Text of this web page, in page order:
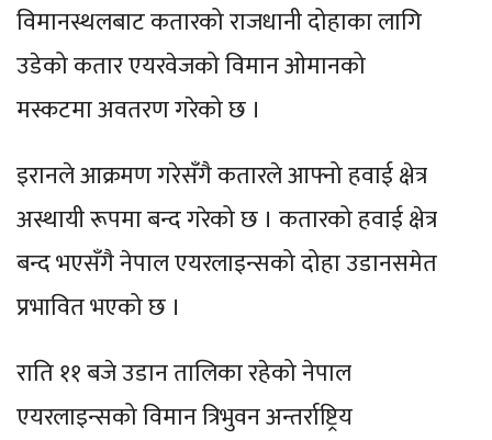
विमानस्थलबाट कतारको राजधानी दोहाका लागि
उडेको कतार एयरवेजको विमान ओमानको
मस्कटमा अवतरण गरेको छ ।
इरानले आक्रमण गरेसँगै कतारले आफ्नो हवाई क्षेत्र
अस्थायी रूपमा बन्द गरेको छ । कतारको हवाई क्षेत्र
बन्द भएसँगै नेपाल एयरलाइन्सको दोहा उडानसमेत
प्रभावित भएको छ ।
राति ११ बजे उडान तालिका रहेको नेपाल
एयरलाइन्सको विमान त्रिभुवन अन्तर्राष्ट्रिय